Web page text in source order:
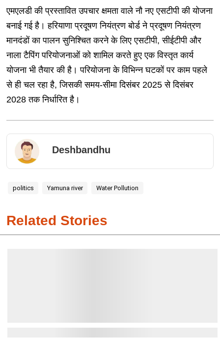
एमएलडी की प्रस्तावित उपचार क्षमता वाले नौ नए एसटीपी की योजना
बनाई गई है। हरियाणा प्रदूषण नियंत्रण बोर्ड ने प्रदूषण नियंत्रण
मानदंडों का पालन सुनिश्चित करने के लिए एसटीपी, सीईटीपी और
नाला टैपिंग परियोजनाओं को शामिल करते हुए एक विस्तृत कार्य
योजना भी तैयार की है। परियोजना के विभिन्न घटकों पर काम पहले
से ही चल रहा है, जिसकी समय-सीमा दिसंबर 2025 से दिसंबर
2028 तक निर्धारित है।
Deshbandhu
politics Yamuna river Water Pollution
Related Stories